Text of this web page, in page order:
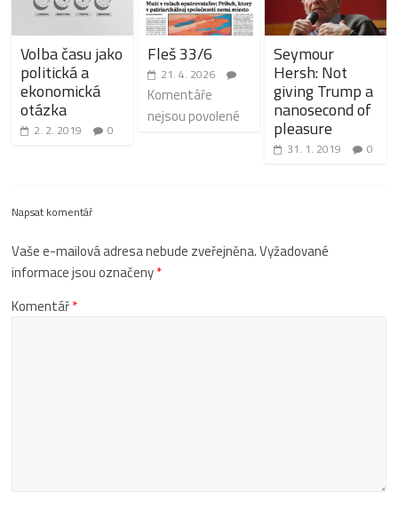
Volba času jako
politická a
ekonomická
otázka
2. 2. 2019 0
Fleš 33/6
21. 4. 2026
Komentáře
nejsou povolené
Seymour
Hersh: Not
giving Trump a
nanosecond of
pleasure
31. 1. 2019 0
Napsat komentář
Vaše e-mailová adresa nebude zveřejněna.Vyžadované
informace jsou označeny*
Komentář*